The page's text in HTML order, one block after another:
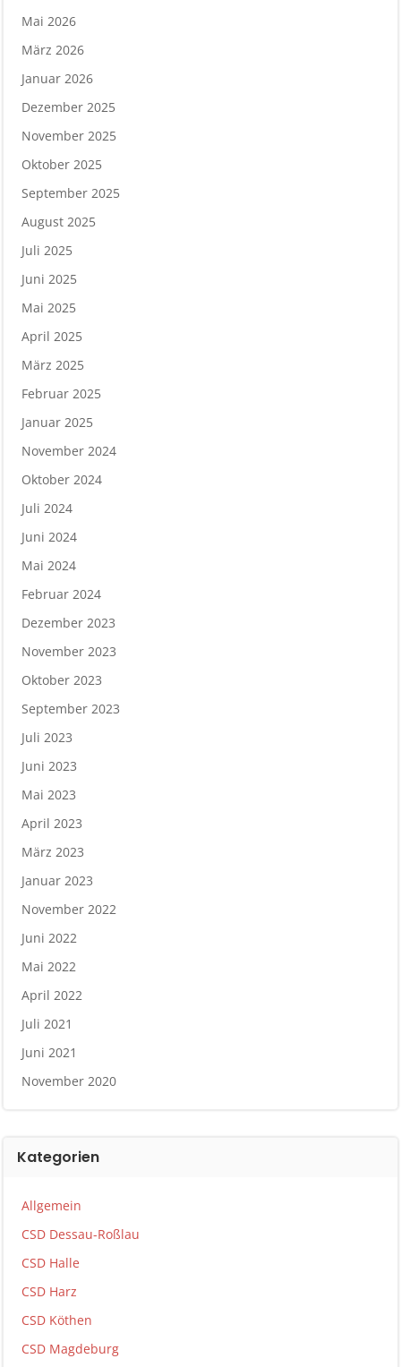
Mai 2026
März 2026
Januar 2026
Dezember 2025
November 2025
Oktober 2025
September 2025
August 2025
Juli 2025
Juni 2025
Mai 2025
April 2025
März 2025
Februar 2025
Januar 2025
November 2024
Oktober 2024
Juli 2024
Juni 2024
Mai 2024
Februar 2024
Dezember 2023
November 2023
Oktober 2023
September 2023
Juli 2023
Juni 2023
Mai 2023
April 2023
März 2023
Januar 2023
November 2022
Juni 2022
Mai 2022
April 2022
Juli 2021
Juni 2021
November 2020
Kategorien
Allgemein
CSD Dessau-Roßlau
CSD Halle
CSD Harz
CSD Köthen
CSD Magdeburg